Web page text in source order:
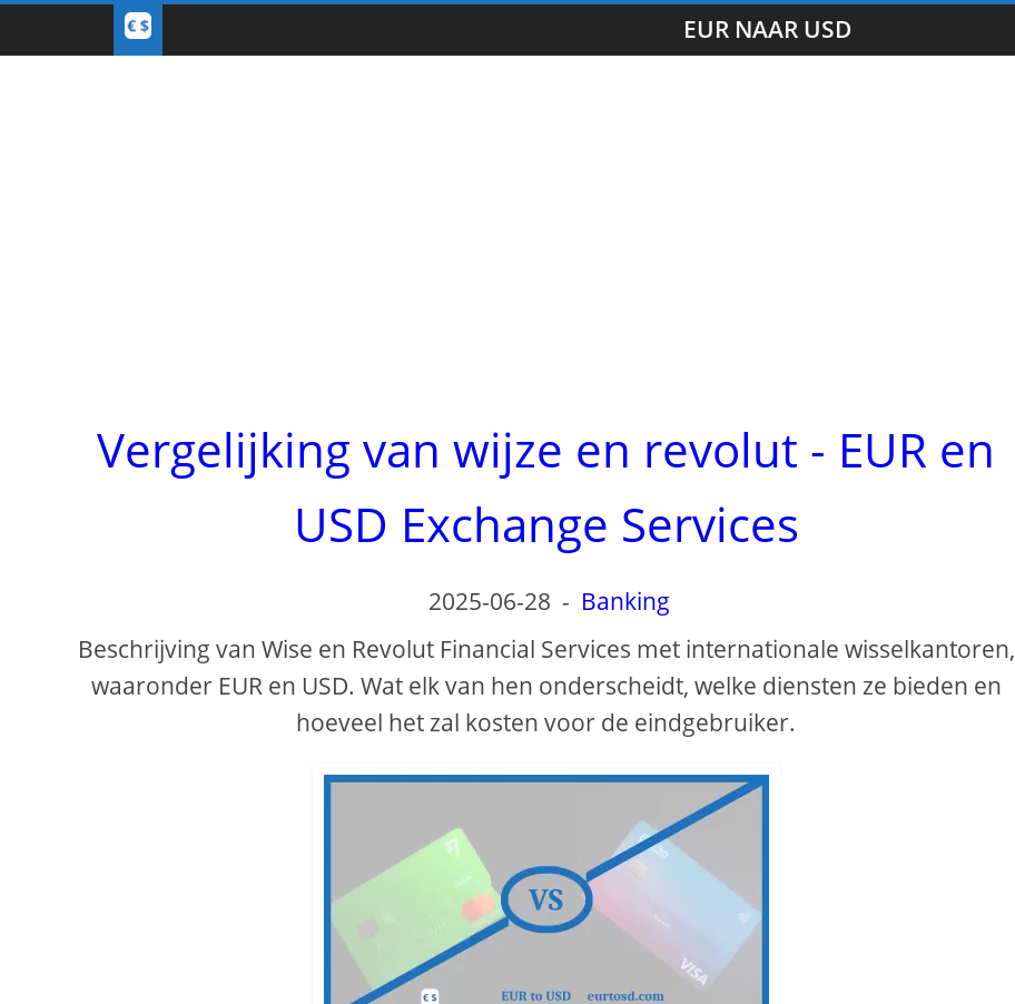
EUR NAAR USD
Vergelijking van wijze en revolut - EUR en
USD Exchange Services
2025-06-28 - Banking
Beschrijving van Wise en Revolut Financial Services met internationale wisselkantoren,
waaronder EUR en USD. Wat elk van hen onderscheidt, welke diensten ze bieden en
hoeveel het zal kosten voor de eindgebruiker.